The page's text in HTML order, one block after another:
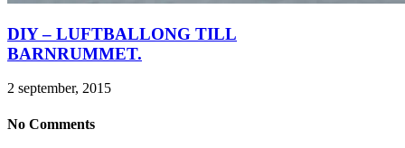
DIY – LUFTBALLONG TILL
BARNRUMMET.
2 september, 2015
No Comments